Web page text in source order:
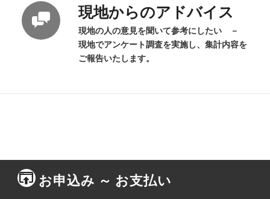
現地からのアドバイス
現地の人の意見を聞いて参考にしたい －
現地でアンケート調査を実施し、集計内容を
ご報告いたします。
お申込み ～ お支払い